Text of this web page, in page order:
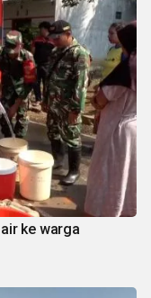
ke warga